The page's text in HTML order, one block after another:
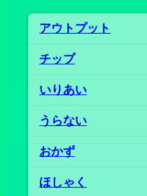
アウトプット
チップ
いりあい
うらない
おかず
ほしゃく